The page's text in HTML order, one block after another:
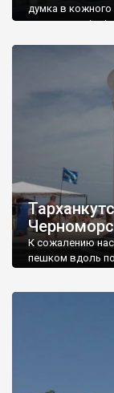
думка в кожного
запрошую
К сожалению
пешком вдоль